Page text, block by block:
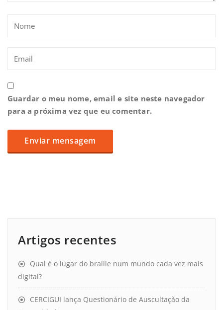
Guardar o meu nome, email e site neste navegador
para a próxima vez que eu comentar.
Artigos recentes
Qual é o lugar do braille num mundo cada vez mais
digital?
CERCIGUI lança Questionário de Auscultação da